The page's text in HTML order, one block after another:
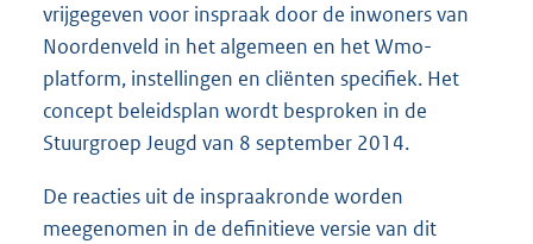
vrijgegeven voor inspraak door de inwoners van
Noordenveld in het algemeen en het Wmo-
platform, instellingen en cliënten specifiek. Het
concept beleidsplan wordt besproken in de
Stuurgroep Jeugd van 8 september 2014.
De reacties uit de inspraakronde worden
meegenomen in de definitieve versie van dit